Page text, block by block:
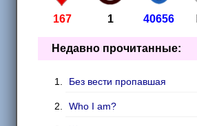
167 1 40656
Недавно прочитанные:
Без вести пропавшая
Who I am?